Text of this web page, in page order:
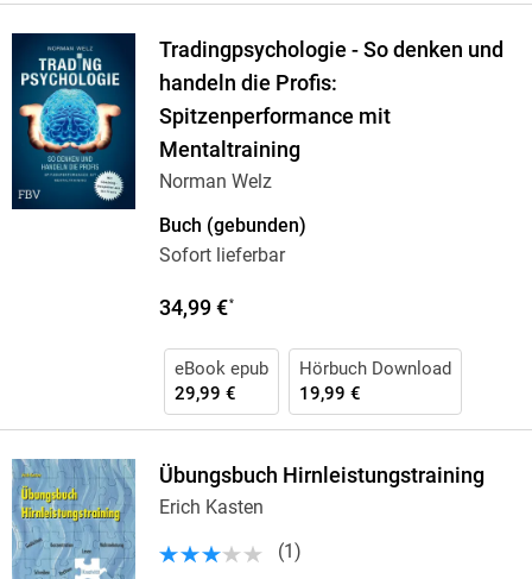
Tradingpsychologie - So denken und
handeln die Profis:
Spitzenperformance mit
Mentaltraining
Norman Welz
Buch (gebunden)
Sofort lieferbar
34,99 €*
eBook epub
29,99 €
Hörbuch Download
19,99 €
Übungsbuch Hirnleistungstraining
Erich Kasten
(1 )